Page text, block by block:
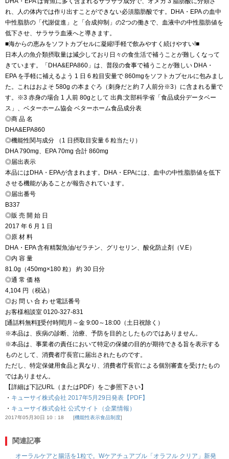
れ、人の体内では作り出すことができない必須脂肪酸です。DHA・EPA の血中
中性脂肪の「代謝促進」と「合成抑制」の2つの働きで、血液中の中性脂肪値を
低下させ、サラサラ血液へと導きます。
■海からの恵みをソフトカプセルに凝縮!手軽で飲みやすく続けやすい!■
日本人の魚介類摂取量は減少しており日々の食生活で補うことが難しくなって
きています。「DHA&EPA860」は、普段の食事で補うことが難しい DHA・
EPA を手軽に補えるよう 1 日 6 粒目安量で 860mgをソフトカプセルに包みまし
た。これはおよそ 580g の本まぐろ（刺身だと約 7 人前分※3）に含まれる量で
す。※3 赤身の場合 1 人前 80gとして 出典:文部科学省「食品成分データベー
ス」、ベターホーム協会 ベターホーム食品成分表
◎商 品 名
DHA&EPA860
◎機能性関与成分 （1 日摂取目安量 6 粒当たり）
DHA 790mg、EPA 70mg 合計 860mg
◎届出表示
本品にはDHA・EPAが含まれます。DHA・EPAには、血中の中性脂肪値を低下
させる機能があることが報告されています。
◎届出番号
B337
◎販 売 開 始 日
2017 年 6 月 1 日
◎原 材 料
DHA・EPA 含有精製魚油/ゼラチン、グリセリン、酸化防止剤（V.E）
◎内 容 量
81.0g（450mg×180 粒） 約 30 日分
◎通 常 価 格
4,104 円（税込）
◎お 問 い 合 わ せ電話番号
お客様相談室 0120-327-831
[通話料無料][受付時間]月～金 9:00～18:00（土日祝除く）
※本品は、疾病の診断、治療、予防を目的としたものではありません。
※本品は、事業者の責任において特定の保健の目的が期待できる旨を表示する
ものとして、消費者庁長官に届出されたものです。
ただし、特定保健用食品と異なり、消費者庁長官による個別審査を受けたもの
ではありません。
【詳細は下記URL（またはPDF）をご参照下さい】
・ キューサイ株式会社 2017年5月29日発表【PDF】
・ キューサイ株式会社 公式サイト（企業情報）
2017年05月30日 10：18 機能性表示食品制度
関連記事
オーラルケアと腸活を1粒で。Wケアチュアブル「オラフル クリア」新発